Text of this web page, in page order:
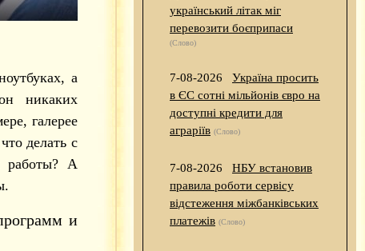
а
никаких
галерее
делать с
работы? А
и
український літак міг
перевозити боєприпаси
(Слово)
7-08-2026
Україна просить
в ЄС сотні мільйонів євро на
доступні кредити для
аграріїв (Слово)
7-08-2026
НБУ встановив
правила роботи сервісу
відстеження міжбанківських
платежів (Слово)